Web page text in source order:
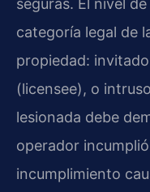
seguras. El nivel
categoría legal de
propiedad:
(licensee), o
lesionada debe
operador
incumplimiento